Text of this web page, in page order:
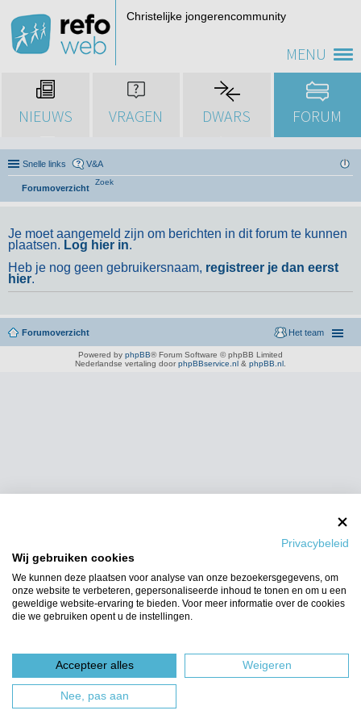
Privacybeleid
Wij gebruiken cookies
We kunnen deze plaatsen voor analyse van onze bezoekersgegevens, om
onze website te verbeteren, gepersonaliseerde inhoud te tonen en om u een
geweldige website-ervaring te bieden. Voor meer informatie over de cookies
die we gebruiken opent u de instellingen.
Accepteer alles Weigeren
Nee, pas aan
MENU
Christelijke jongerencommunity
NIEUWS VRAGEN DWARS FORUM
Snelle links V&A
Forumoverzicht
Zoek
Je moet aangemeld zijn om berichten in dit forum te kunnen
plaatsen. Log hier in.
Heb je nog geen gebruikersnaam, registreer je dan eerst
hier.
Forumoverzicht Het team
Powered by phpBB® Forum Software © phpBB Limited
Nederlandse vertaling door phpBBservice.nl & phpBB.nl